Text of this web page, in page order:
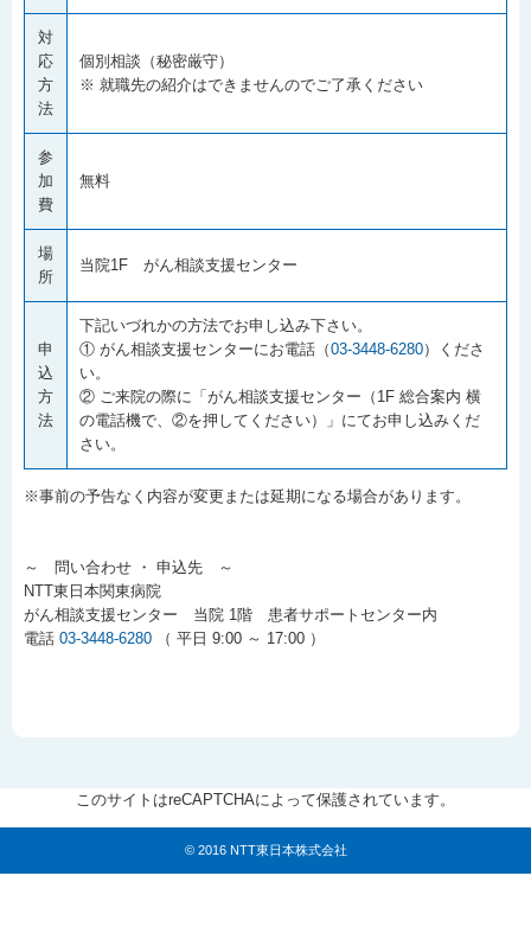
対
応
方
法
個別相談（秘密厳守）
※ 就職先の紹介はできませんのでご了承ください
参
加
費
無料
場
所
当院1F がん相談支援センター
申
込
方
法
下記いづれかの方法でお申し込み下さい。
① がん相談支援センターにお電話（03-3448-6280）くださ
い。
② ご来院の際に「がん相談支援センター（1F 総合案内 横
の電話機で、②を押してください）」にてお申し込みくだ
さい。
※事前の予告なく内容が変更または延期になる場合があります。
～ 問い合わせ ・ 申込先 ～
NTT東日本関東病院
がん相談支援センター 当院 1階 患者サポートセンター内
電話 03-3448-6280 （ 平日 9:00 ～ 17:00 ）
このサイトはreCAPTCHAによって保護されています。
© 2016 NTT東日本株式会社